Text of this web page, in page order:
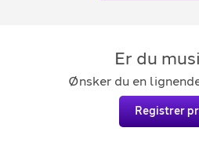
Er du
Ønsker du en
Registrer